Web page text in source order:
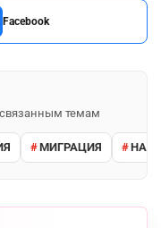
Facebook
темам
МИГРАЦИЯ